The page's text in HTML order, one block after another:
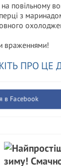
повільному
з
враженнями!
ПРО ЦЕ
в Facebook